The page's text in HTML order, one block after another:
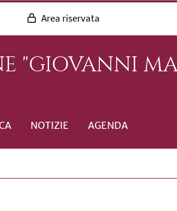
Area riservata
"GIOVANNI
NOTIZIE AGENDA